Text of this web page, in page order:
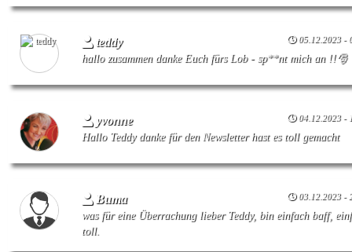
teddy 05.12.2023 -
hallo zusammen danke Euch fürs Lob - sp**nt mich an !!🎅
yvonne 04.12.2023 -
Hallo Teddy danke für den Newsletter hast es toll gemacht
Buma 03.12.2023 -
was für eine Überrachung lieber Teddy, bin einfach baff,
toll.